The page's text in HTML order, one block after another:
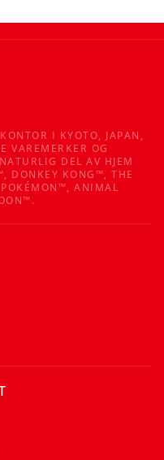
I KYOTO, JAPAN,
VAREMERKER OG
DEL AV HJEM
DONKEY KONG™, THE
ANIMAL